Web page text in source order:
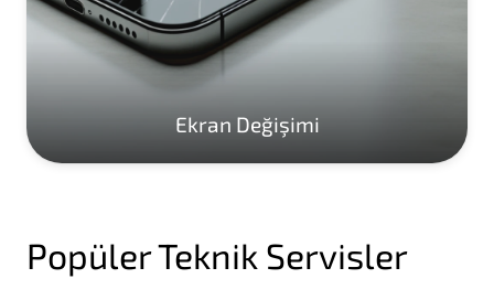
Ekran Değişimi
Popüler Teknik Servisler